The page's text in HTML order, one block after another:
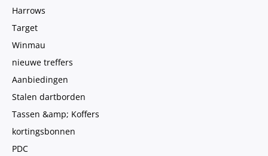
Harrows
Target
Winmau
nieuwe treffers
Aanbiedingen
Stalen dartborden
Tassen &amp; Koffers
kortingsbonnen
PDC